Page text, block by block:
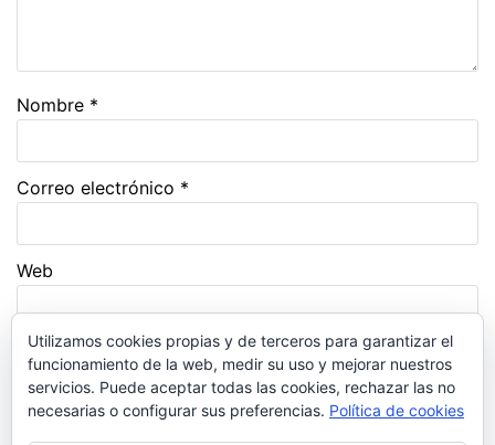
Nombre *
Correo electrónico *
Web
Guarda mi nombre, correo electrónico y web en
este navegador para la próxima vez que comente.
Utilizamos cookies propias y de terceros para garantizar el
funcionamiento de la web, medir su uso y mejorar nuestros
servicios. Puede aceptar todas las cookies, rechazar las no
necesarias o configurar sus preferencias. Política de cookies